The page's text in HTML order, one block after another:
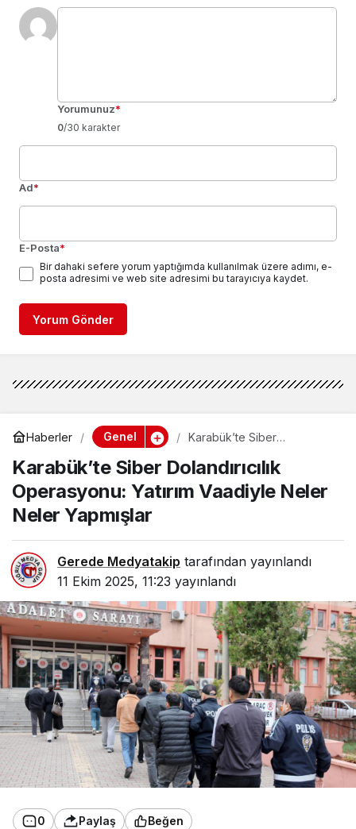
Yorumunuz*
0/30 karakter
Ad*
E-Posta*
Bir dahaki sefere yorum yaptığımda kullanılmak üzere adımı, e-
posta adresimi ve web site adresimi bu tarayıcıya kaydet.
Yorum Gönder
Haberler Genel
Karabük’te Siber
Yatırım Vaadiyle Neler Neler
Yapmışlar
Karabük’te Siber Dolandırıcılık
Operasyonu: Yatırım Vaadiyle Neler
Neler Yapmışlar
Gerede Medyatakip tarafından yayınlandı
11 Ekim 2025, 11:23 yayınlandı
0 Paylaş Beğen